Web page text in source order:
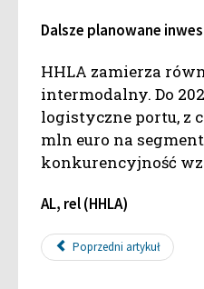
Dalsze planowane
HHLA zamierza
intermodalny. Do
logistyczne portu, z
mln euro na
konkurencyjność
AL, rel (HHLA)
Poprzedni artykuł